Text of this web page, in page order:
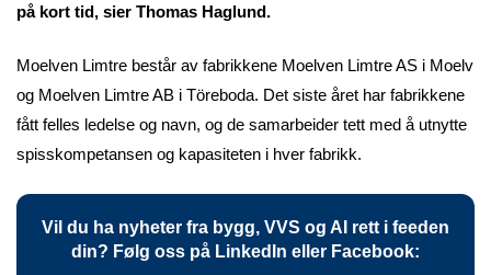
på kort tid, sier Thomas Haglund.
Moelven Limtre består av fabrikkene Moelven Limtre AS i Moelv
og Moelven Limtre AB i Töreboda. Det siste året har fabrikkene
fått felles ledelse og navn, og de samarbeider tett med å utnytte
spisskompetansen og kapasiteten i hver fabrikk.
Vil du ha nyheter fra bygg, VVS og AI rett i feeden
din? Følg oss på LinkedIn eller Facebook: